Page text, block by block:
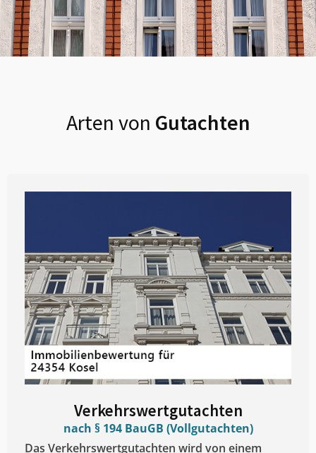
Arten von Gutachten
Verkehrswertgutachten
nach § 194 BauGB (Vollgutachten)
Das Verkehrswertgutachten wird von einem